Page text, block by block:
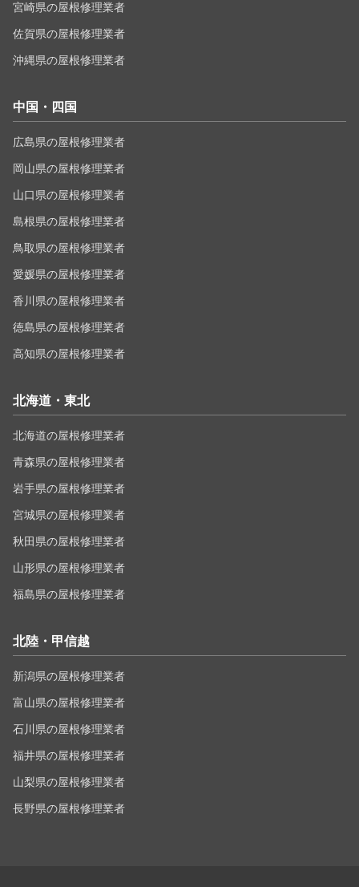
宮崎県の屋根修理業者
佐賀県の屋根修理業者
沖縄県の屋根修理業者
中国・四国
広島県の屋根修理業者
岡山県の屋根修理業者
山口県の屋根修理業者
島根県の屋根修理業者
鳥取県の屋根修理業者
愛媛県の屋根修理業者
香川県の屋根修理業者
徳島県の屋根修理業者
高知県の屋根修理業者
北海道・東北
北海道の屋根修理業者
青森県の屋根修理業者
岩手県の屋根修理業者
宮城県の屋根修理業者
秋田県の屋根修理業者
山形県の屋根修理業者
福島県の屋根修理業者
北陸・甲信越
新潟県の屋根修理業者
富山県の屋根修理業者
石川県の屋根修理業者
福井県の屋根修理業者
山梨県の屋根修理業者
長野県の屋根修理業者